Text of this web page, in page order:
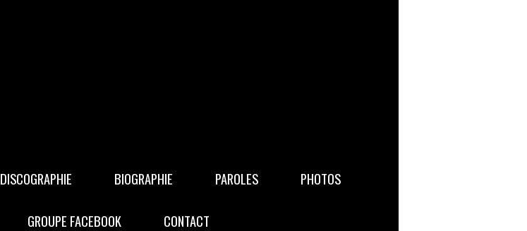
DISCOGRAPHIE BIOGRAPHIE PAROLES PHOTOS
GROUPE FACEBOOK CONTACT